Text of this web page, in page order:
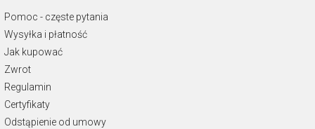
Pomoc - częste pytania
Wysyłka i płatność
Jak kupować
Zwrot
Regulamin
Certyfikaty
Odstąpienie od umowy